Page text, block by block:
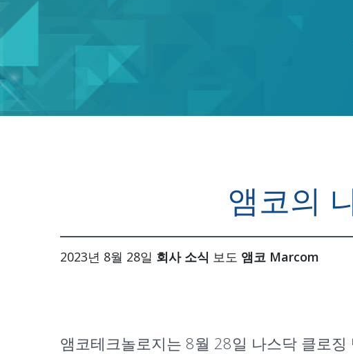
앰코의
2023년 8월 28일 회사 소식 보도 앰코 Marcom
앰코테크놀로지는 8월 28일 나스닥 클로